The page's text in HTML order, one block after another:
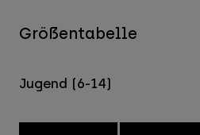
Größentabelle
Jugend (6-14)